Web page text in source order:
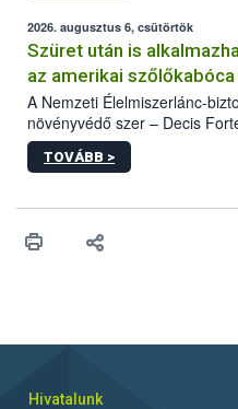
az intenzív felderítést,
hatósággal is összehangolják
2026. augusztus 6, csütörtök
Szüret után is
az amerikai szőlőkabóca
A Nemzeti Élelmiszerlánc-
növényvédő szer – Decis
engedélyokiratát módosította,
egészen a vesszőérettség
érésű szőlőkben is legyen
felhasználók számára is
TOVÁBB >
Hivatalunk